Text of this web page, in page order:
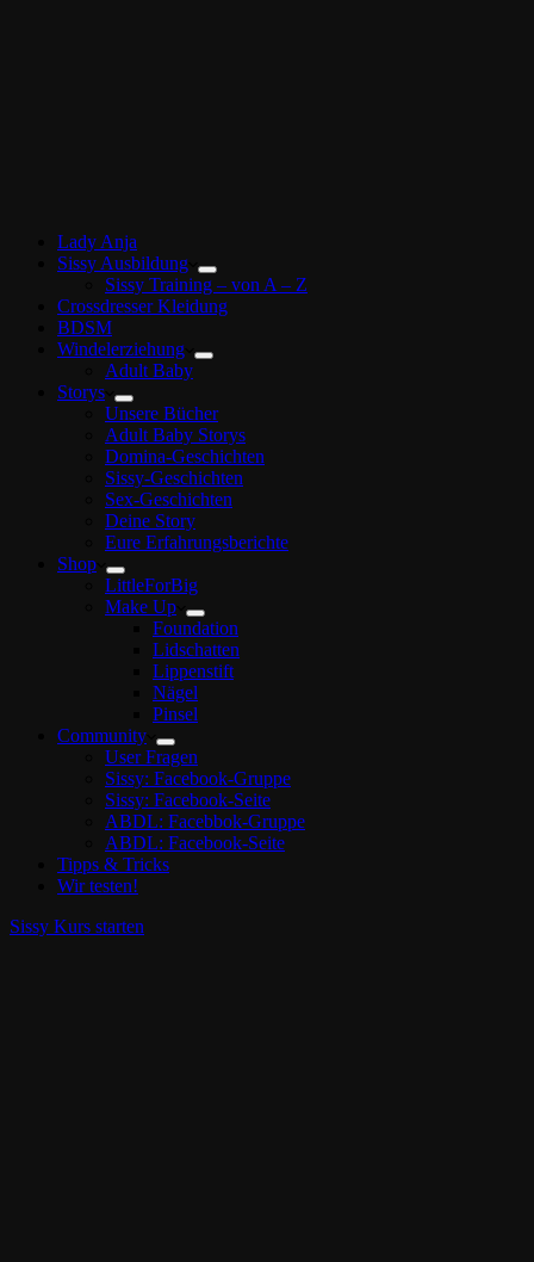
Lady Anja
Sissy Ausbildung
Sissy Training – von A – Z
Crossdresser Kleidung
BDSM
Windelerziehung
Adult Baby
Storys
Unsere Bücher
Adult Baby Storys
Domina-Geschichten
Sissy-Geschichten
Sex-Geschichten
Deine Story
Eure Erfahrungsberichte
Shop
LittleForBig
Make Up
Foundation
Lidschatten
Lippenstift
Nägel
Pinsel
Community
User Fragen
Sissy: Facebook-Gruppe
Sissy: Facebook-Seite
ABDL: Facebbok-Gruppe
ABDL: Facebook-Seite
Tipps & Tricks
Wir testen!
Sissy Kurs starten